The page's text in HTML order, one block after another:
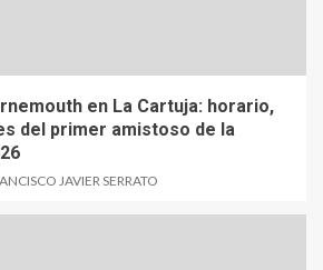
en La Cartuja: horario,
del primer amistoso de la
JAVIER SERRATO